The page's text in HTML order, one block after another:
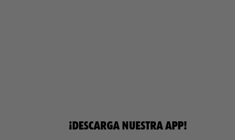
¡DESCARGA NUESTRA APP!